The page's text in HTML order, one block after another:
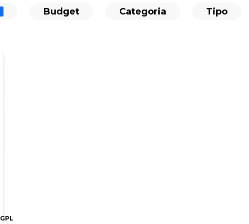
Budget Categoria Tipo
GPL